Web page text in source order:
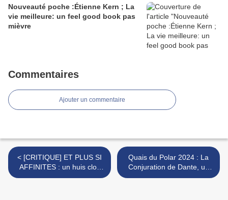
Nouveauté poche :Étienne Kern ; La
vie meilleure: un feel good book pas
mièvre
Commentaires
Ajouter un commentaire
< [CRITIQUE] ET PLUS SI
AFFINITES : un huis clos
cinglant et efficace
Quais du Polar 2024 : La
Conjuration de Dante, un
thriller pré-apocalyptique